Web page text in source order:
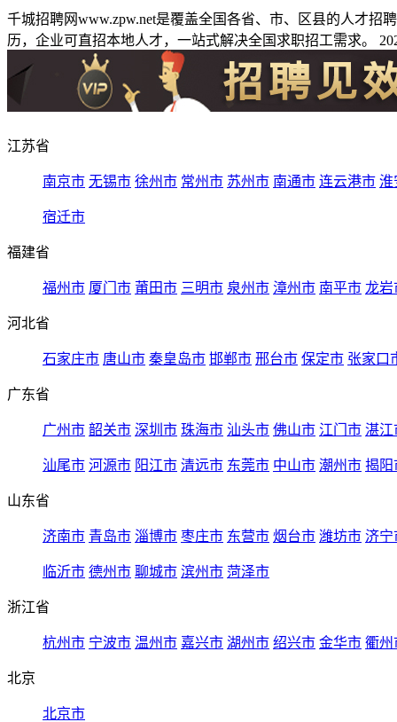
千城招聘网www.zpw.net是覆盖全国各省、市、区县的人才
历，企业可直招本地人才，一站式解决全国求职招工需求。
江苏省
南京市 无锡市 徐州市 常州市 苏州市 南通市 连云港市 淮
宿迁市
福建省
福州市 厦门市 莆田市 三明市 泉州市 漳州市 南平市 龙岩
河北省
石家庄市 唐山市 秦皇岛市 邯郸市 邢台市 保定市 张家口
广东省
广州市 韶关市 深圳市 珠海市 汕头市 佛山市 江门市 湛江
汕尾市 河源市 阳江市 清远市 东莞市 中山市 潮州市 揭阳
山东省
济南市 青岛市 淄博市 枣庄市 东营市 烟台市 潍坊市 济宁
临沂市 德州市 聊城市 滨州市 菏泽市
浙江省
杭州市 宁波市 温州市 嘉兴市 湖州市 绍兴市 金华市 衢州
北京
北京市